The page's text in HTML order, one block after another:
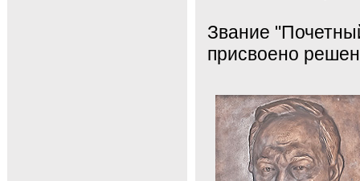
Звание
присвоено